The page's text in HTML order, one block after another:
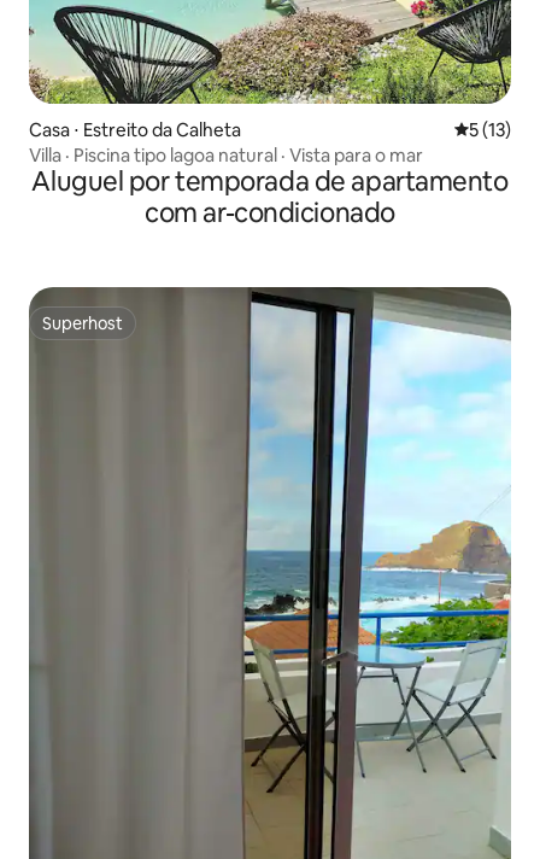
Casa ⋅ Estreito da Calheta 5 de uma
5 (13)
Villa · Piscina tipo lagoa natural · Vista para o mar
Aluguel por temporada de apartamento
com ar-condicionado
Superhost
Superhost